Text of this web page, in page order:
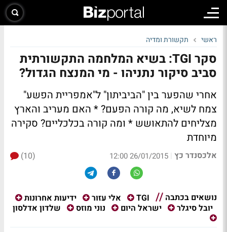
ראשי תקשורת ומדיה
סקר TGI: בשיא המלחמה התקשורתית
סביב סיקור נתניהו - מי המנצח הגדול?
אחרי שהפער בין "הביביתון" ל"אמפריית הפשע"
צמח לשיא, מה קורה הפעם? * האם מעריב והארץ
מצליחים להתאושש * ומה קורה בכלכליים? סקירה
מיוחדת
אלכסנדר כץ |
26/01/2015 12:00
(10)
נושאים בכתבה TGI אלי עזור
ידיעות אחרונות
יובל סיגלר
ישראל היום נוני מוזס שלדון אדלסון